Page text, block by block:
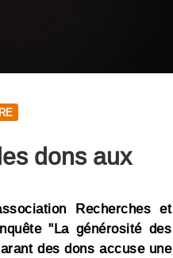
dons aux
Recherches et
"La générosité des
des dons accuse une